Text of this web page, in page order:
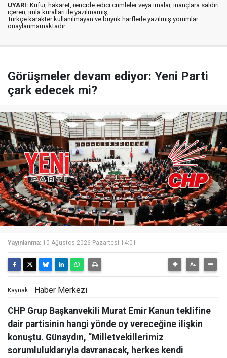
UYARI: Küfür, hakaret, rencide edici cümleler veya imalar, inançlara saldırı
içeren, imla kuralları ile yazılmamış,
Türkçe karakter kullanılmayan ve büyük harflerle yazılmış yorumlar
onaylanmamaktadır.
Görüşmeler devam ediyor: Yeni Parti
çark edecek mi?
Yayınlanma: 10 Ağustos 2026 Pazartesi 14:01
Kaynak: Haber Merkezi
CHP Grup Başkanvekili Murat Emir Kanun teklifine
dair partisinin hangi yönde oy vereceğine ilişkin
konuştu. Günaydın, “Milletvekillerimiz
sorumluluklarıyla davranacak, herkes kendi